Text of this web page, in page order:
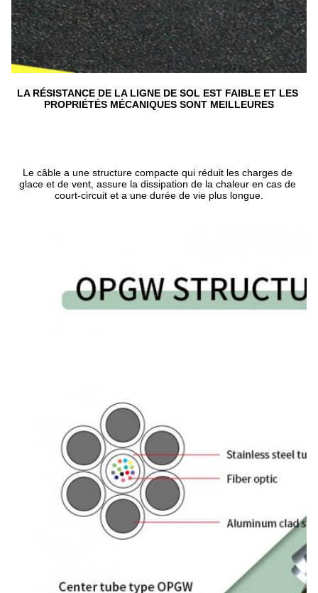
LA RÉSISTANCE DE LA LIGNE DE SOL EST FAIBLE ET LES
PROPRIÉTÉS MÉCANIQUES SONT MEILLEURES
Le câble a une structure compacte qui réduit les charges de
glace et de vent, assure la dissipation de la chaleur en cas de
court-circuit et a une durée de vie plus longue.